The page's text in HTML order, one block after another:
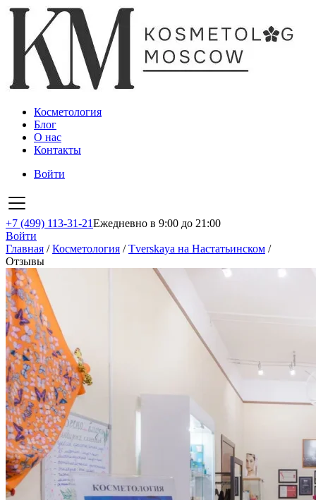
Косметология
Блог
О нас
Контакты
Войти
+7 (499) 113-31-21Ежедневно в 9:00 до 21:00
Войти
Главная /Косметология /Tverskaya на Настатьинском /
Отзывы